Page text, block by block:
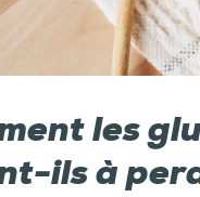
les
ils à